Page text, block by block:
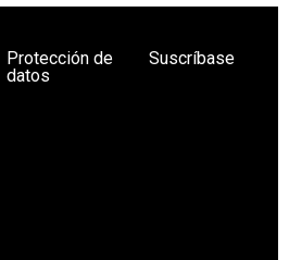
Protección de
datos
Suscríbase